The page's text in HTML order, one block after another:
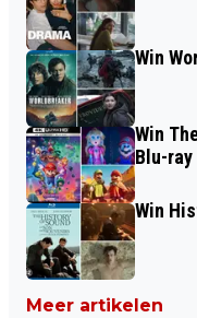
Win
Win
Blu-ray
Win
Meer artikelen